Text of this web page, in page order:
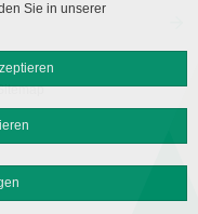
Sie in unserer